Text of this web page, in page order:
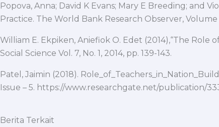
Popova, Anna; David K Evans; Mary E Breeding; and
Practice. The World Bank Research Observer,
William E. Ekpiken, Aniefiok O. Edet (2014),“The
Social Science Vol. 7, No. 1, 2014, pp. 139-143.
Patel, Jaimin (2018).
Issue – 5. https://www.researchgate.net/publication/
Berita Terkait